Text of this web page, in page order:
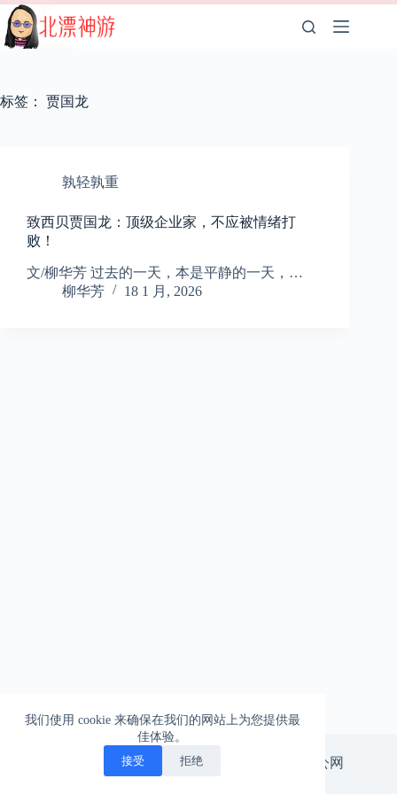
跳
至
内
我们使用 cookie 来确保在我们的网站上为您提供最
佳体验。
接受 拒绝
标签： 贾国龙
孰轻孰重
致西贝贾国龙：顶级企业家，不应被情绪打
败！
文/柳华芳 过去的一天，本是平静的一天，…
柳华芳
18 1 月, 2026
一柱擎天的爱情，一往无前的生活
版权所有 © 北漂神游。
京ICP备14029665号-3
京公网